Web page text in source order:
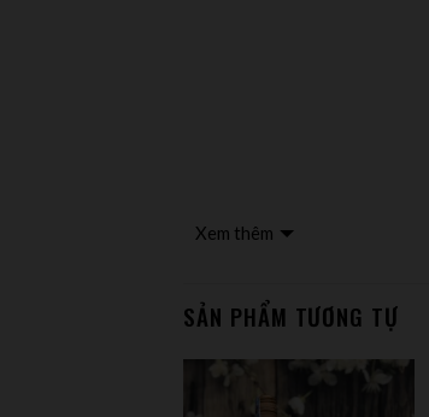
Nhà sản xuất Brigaldara
Xem thêm
SẢN PHẨM TƯƠNG TỰ